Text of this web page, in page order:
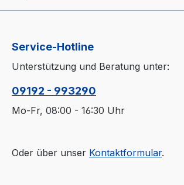
Service-Hotline
Unterstützung und Beratung unter:
09192 - 993290
Mo-Fr, 08:00 - 16:30 Uhr
Oder über unser Kontaktformular.